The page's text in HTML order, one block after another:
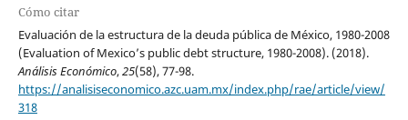
Cómo citar
Evaluación de la estructura de la deuda pública de México, 1980-2008
(Evaluation of Mexico’s public debt structure, 1980-2008). (2018).
Análisis Económico,25(58), 77-98.
https://analisiseconomico.azc.uam.mx/index.php/rae/article/view/
318